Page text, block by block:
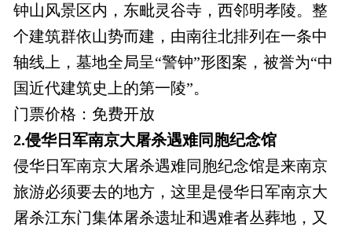
钟山风景区内，东毗灵谷寺，西邻明孝陵。整
个建筑群依山势而建，由南往北排列在一条中
轴线上，墓地全局呈“警钟”形图案，被誉为“中
国近代建筑史上的第一陵”。
门票价格：免费开放
2.侵华日军南京大屠杀遇难同胞纪念馆
侵华日军南京大屠杀遇难同胞纪念馆是来南京
旅游必须要去的地方，这里是侵华日军南京大
屠杀江东门集体屠杀遗址和遇难者丛葬地，又